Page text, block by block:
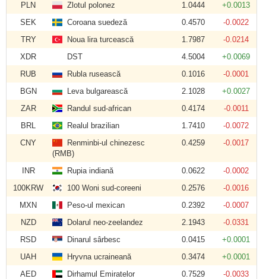
PLN
Zlotul polonez 1.0444
+0.0013
SEK
Coroana suedeză 0.4570
-0.0022
TRY
Noua lira turcească 1.7987
-0.0214
XDR
DST 4.5004
+0.0069
RUB
Rubla rusească 0.1016
-0.0001
BGN
Leva bulgarească 2.1028
+0.0027
ZAR
Randul sud-african 0.4174
-0.0011
BRL
Realul brazilian 1.7410
-0.0072
CNY
Renminbi-ul chinezesc
(RMB)
0.4259 -0.0017
INR Rupia indiană 0.0622
-0.0002
100KRW
100 Woni sud-coreeni 0.2576
-0.0016
MXN
Peso-ul mexican 0.2392
-0.0007
NZD
Dolarul neo-zeelandez 2.1943
-0.0331
RSD
Dinarul sârbesc 0.0415
+0.0001
UAH
Hryvna ucraineană 0.3474
+0.0001
AED
Dirhamul Emiratelor
0.7529 -0.0033